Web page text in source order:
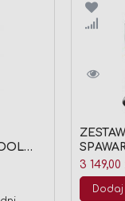
002128-
3 149,00